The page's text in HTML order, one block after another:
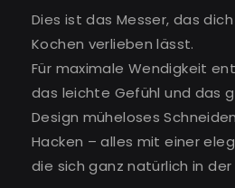
Dies ist das Messer, das
Kochen verlieben lässt.
Für maximale Wendigkeit
das leichte Gefühl und das
Design müheloses
Hacken – alles mit einer
die sich ganz natürlich in